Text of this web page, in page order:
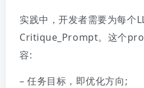
实践中，开发者需要为每个
Critique_Prompt。这个
容:
– 任务目标，即优化方向;